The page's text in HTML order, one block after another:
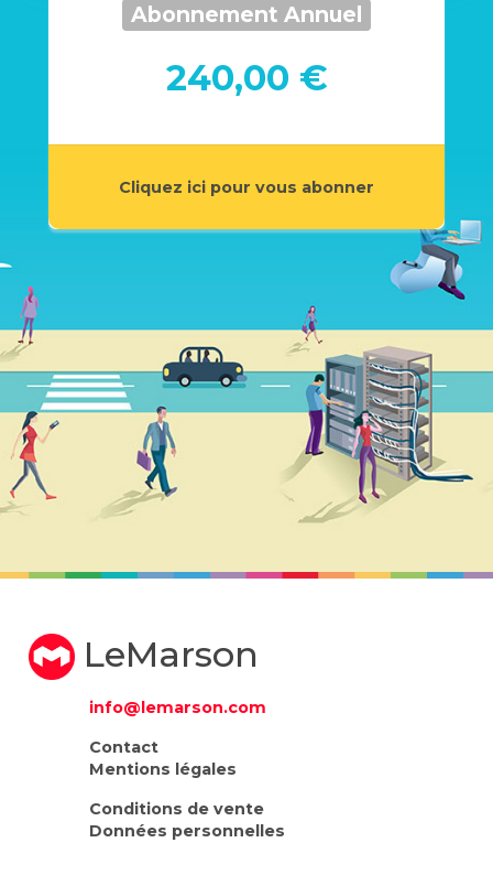
Abonnement Annuel
240,00 €
Cliquez ici pour vous abonner
LeMarson
info@lemarson.com
Contact
Mentions légales
Conditions de vente
Données personnelles